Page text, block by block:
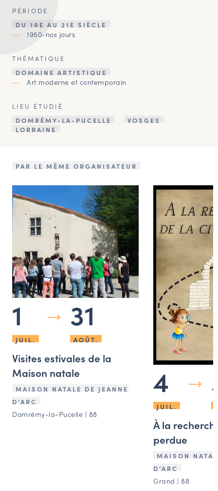
PÉRIODE
DU 19E AU 21E SIÈCLE
1950-nos jours
THÉMATIQUE
DOMAINE ARTISTIQUE
Art moderne et contemporain
LIEU ÉTUDIÉ
DOMRÉMY-LA-PUCELLE
VOSGES
LORRAINE
PAR LE MÊME ORGANISATEUR
1
JUIL.
31
AOÛT.
Visites estivales de la
Maison natale
MAISON NATALE DE JEANNE
D’ARC
Domrémy-la-Pucelle | 88
4
JUIL.
À la
perdue
MAISON
D’ARC
Grand | 88